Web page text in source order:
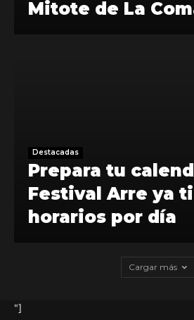
Mitote de La
Destacadas
Prepara tu
Festival Arre ya
horarios por día
Cargar más
"]